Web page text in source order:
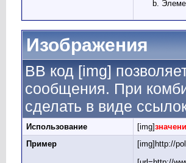
Изображения
BB код [img]
сообщения. При
сделать в виде
Использование [img]
Пример
[img]http://